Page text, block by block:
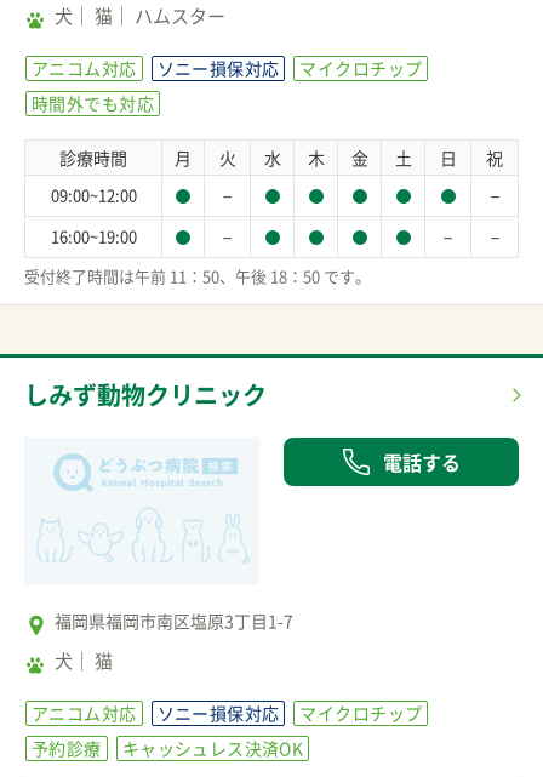
犬 猫 ハムスター
アニコム対応 ソニー損保対応
マイクロチップ
時間外でも対応
診療時間 月 火 水 木 金 土 日 祝
09:00~12:00 － －
16:00~19:00 － － －
受付終了時間は午前 11：50、午後 18：50 です。
しみず動物クリニック
電話する
福岡県福岡市南区塩原3丁目1-7
犬 猫
アニコム対応 ソニー損保対応
マイクロチップ
予約診療
キャッシュレス決済OK